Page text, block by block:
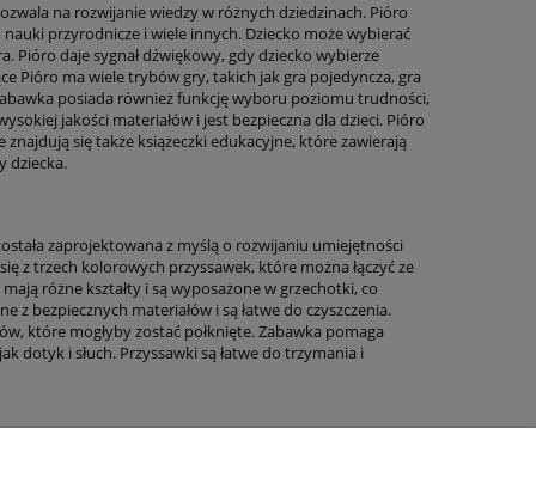
na rozwijanie wiedzy w różnych dziedzinach. Pióro
przyrodnicze i wiele innych. Dziecko może wybierać
Pióro daje sygnał dźwiękowy, gdy dziecko wybierze
Pióro ma wiele trybów gry, takich jak gra pojedyncza, gra
posiada również funkcję wyboru poziomu trudności,
jakości materiałów i jest bezpieczna dla dzieci. Pióro
znajdują się także książeczki edukacyjne, które zawierają
dziecka.
zaprojektowana z myślą o rozwijaniu umiejętności
z trzech kolorowych przyssawek, które można łączyć ze
różne kształty i są wyposażone w grzechotki, co
bezpiecznych materiałów i są łatwe do czyszczenia.
które mogłyby zostać połknięte. Zabawka pomaga
dotyk i słuch. Przyssawki są łatwe do trzymania i